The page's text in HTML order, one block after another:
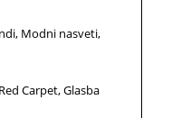
Modni nasveti
Red Carpet Glasba